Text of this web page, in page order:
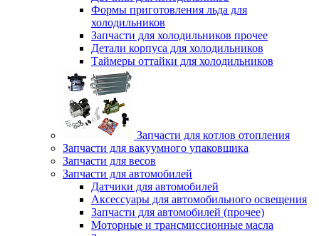
Формы приготовления льда для
холодильников
Запчасти для холодильников прочее
Детали корпуса для холодильников
Таймеры оттайки для холодильников
Запчасти для котлов отопления
Запчасти для вакуумного упаковщика
Запчасти для весов
Запчасти для автомобилей
Датчики для автомобилей
Аксессуары для автомобильного освещения
Запчасти для автомобилей (прочее)
Моторные и трансмиссионные масла